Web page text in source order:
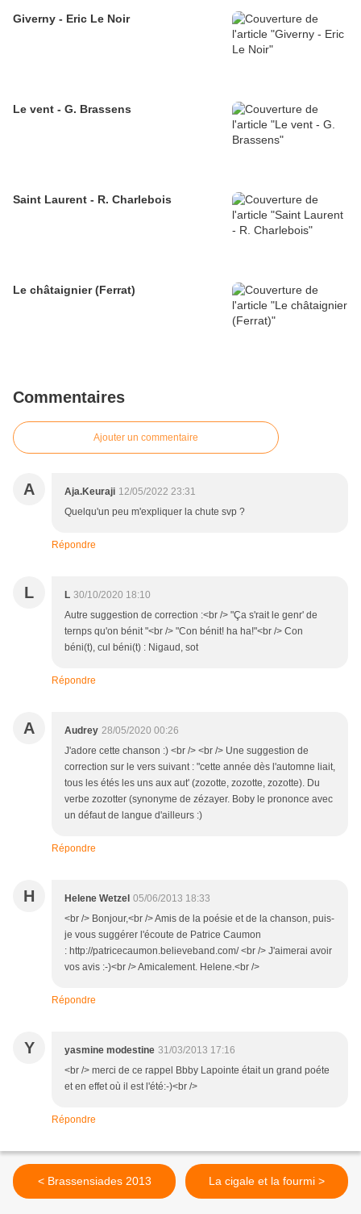
Giverny - Eric Le Noir
Le vent - G. Brassens
Saint Laurent - R. Charlebois
Le châtaignier (Ferrat)
Commentaires
Ajouter un commentaire
A Aja.Keuraji 12/05/2022 23:31
Quelqu'un peu m'expliquer la chute svp ?
Répondre
L L 30/10/2020 18:10
Autre suggestion de correction :<br /> "Ça s'rait le genr' de
ternps qu'on bénit "<br /> "Con bénit! ha ha!"<br /> Con
béni(t), cul béni(t) : Nigaud, sot
Répondre
A Audrey 28/05/2020 00:26
J'adore cette chanson :) <br /> <br /> Une suggestion de
correction sur le vers suivant : "cette année dès l'automne liait,
tous les étés les uns aux aut' (zozotte, zozotte, zozotte). Du
verbe zozotter (synonyme de zézayer. Boby le prononce avec
un défaut de langue d'ailleurs :)
Répondre
H Helene Wetzel 05/06/2013 18:33
<br /> Bonjour,<br /> Amis de la poésie et de la chanson, puis-
je vous suggérer l'écoute de Patrice Caumon
: http://patricecaumon.believeband.com/ <br /> J'aimerai avoir
vos avis :-)<br /> Amicalement. Helene.<br />
Répondre
Y yasmine modestine 31/03/2013 17:16
<br /> merci de ce rappel Bbby Lapointe était un grand poéte
et en effet où il est l'été:-)<br />
Répondre
< Brassensiades 2013 La cigale et la fourmi >